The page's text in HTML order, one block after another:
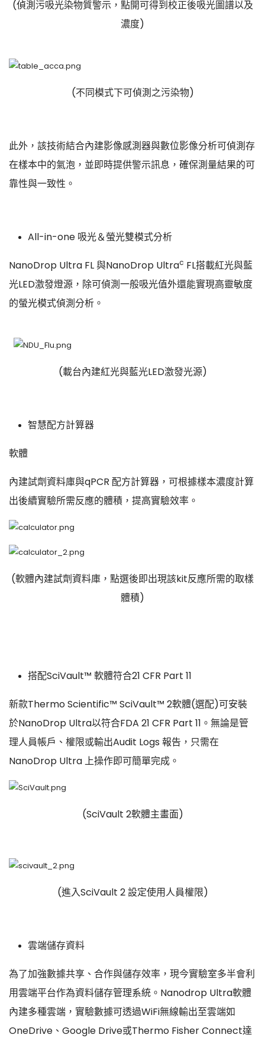
(偵測污吸光染物質警示，點開可得到校正後吸光圖譜以及
濃度)
(不同模式下可偵測之污染物)
此外，該技術結合內建影像感測器與數位影像分析可偵測存
在樣本中的氣泡，並即時提供警示訊息，確保測量結果的可
靠性與一致性。
All-in-one 吸光＆螢光雙模式分析
NanoDrop Ultra FL 與NanoDrop Ultrac FL搭載紅光與藍
光LED激發燈源，除可偵測一般吸光值外還能實現高靈敏度
的螢光模式偵測分析。
(載台內建紅光與藍光LED激發光源)
智慧配方計算器
軟體
內建試劑資料庫與qPCR 配方計算器，可根據樣本濃度計算
出後續實驗所需反應的體積，提高實驗效率。
(軟體內建試劑資料庫，點選後即出現該kit反應所需的取樣
體積)
搭配SciVault™ 軟體符合21 CFR Part 11
新款Thermo Scientific™ SciVault™ 2軟體(選配)可安裝
於NanoDrop Ultra以符合FDA 21 CFR Part 11。無論是管
理人員帳戶、權限或輸出Audit Logs 報告，只需在
NanoDrop Ultra 上操作即可簡單完成。
(SciVault 2軟體主畫面)
(進入SciVault 2 設定使用人員權限)
雲端儲存資料
為了加強數據共享、合作與儲存效率，現今實驗室多半會利
用雲端平台作為資料儲存管理系統。Nanodrop Ultra軟體
內建多種雲端，實驗數據可透過WiFi無線輸出至雲端如
OneDrive、Google Drive或Thermo Fisher Connect達